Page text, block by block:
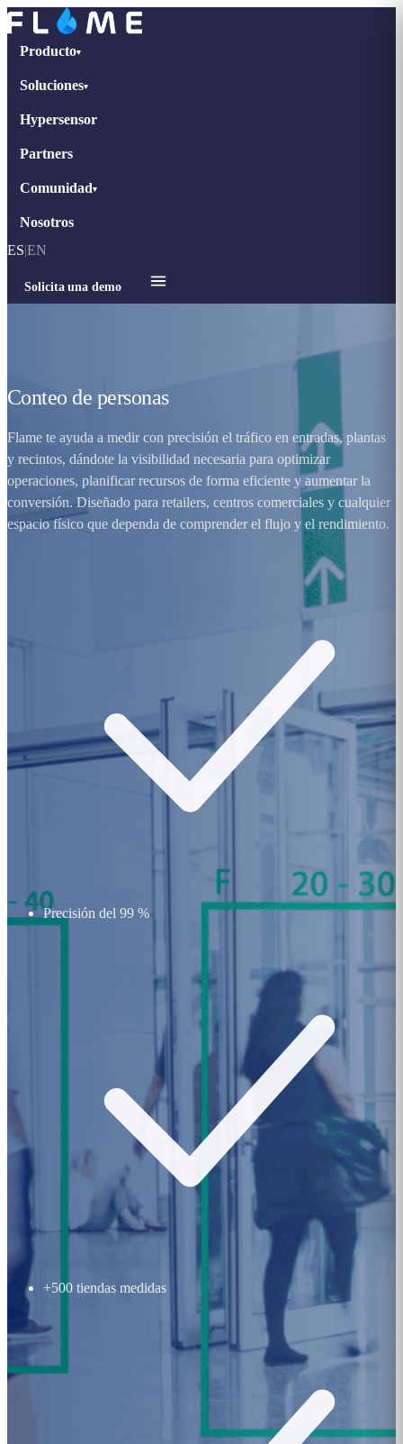
Producto▾
Soluciones▾
Hypersensor
Partners
Comunidad▾
Nosotros
ES|EN
Solicita una demo
Conteo de personas
Flame te ayuda a medir con precisión el tráfico en entradas, plantas
y recintos, dándote la visibilidad necesaria para optimizar
operaciones, planificar recursos de forma eficiente y aumentar la
conversión. Diseñado para retailers, centros comerciales y cualquier
espacio físico que dependa de comprender el flujo y el rendimiento.
Precisión del 99 %
+500 tiendas medidas